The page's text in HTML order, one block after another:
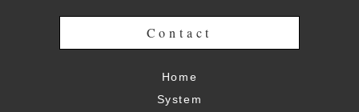
Contact
Home
System